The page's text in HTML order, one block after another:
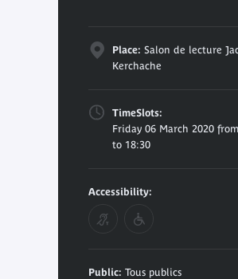
Place: Salon de lecture
Kerchache
TimeSlots:
Friday 06 March 2020
to 18:30
Accessibility:
Public: Tous publics